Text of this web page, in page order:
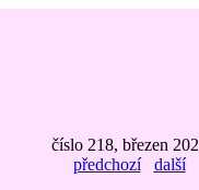
číslo 218, březen
předchozí
další